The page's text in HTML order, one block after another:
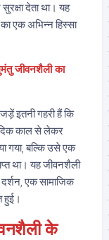
देता था। यह
एक अभिन्न हिस्सा
जीवनशैली का
इतनी गहरी हैं कि
काल से लेकर
गया, बल्कि उसे एक
था। यह जीवनशैली
एक सामाजिक
हुई।
के